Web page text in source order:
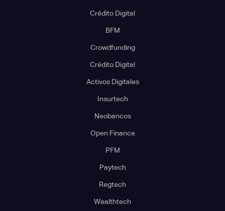
Crédito Digital
BFM
Crowdfunding
Crédito Digital
Activos Digitales
Insurtech
Neobancos
Open Finance
PFM
Paytech
Regtech
Wealthtech